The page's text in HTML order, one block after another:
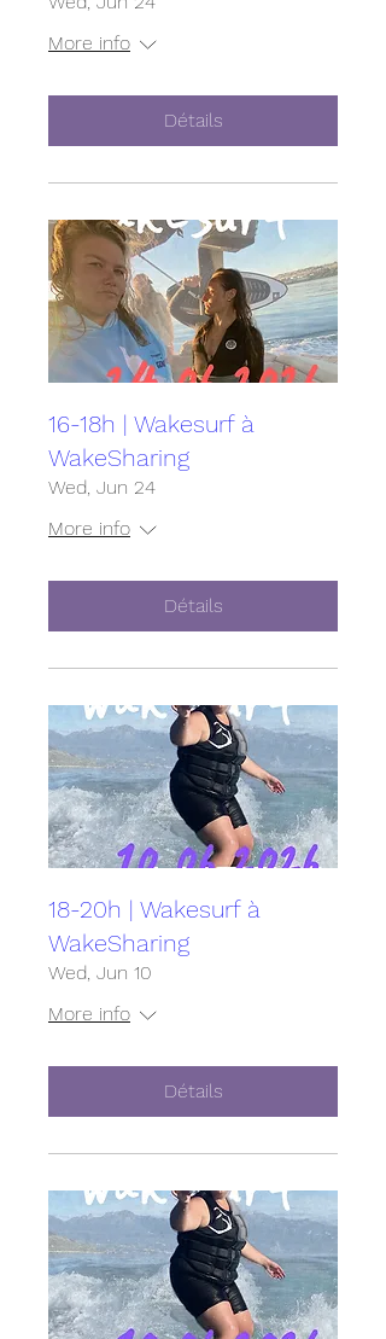
More info
Détails
16-18h | Wakesurf à
WakeSharing
Wed, Jun 24
More info
Détails
18-20h | Wakesurf à
WakeSharing
Wed, Jun 10
More info
Détails